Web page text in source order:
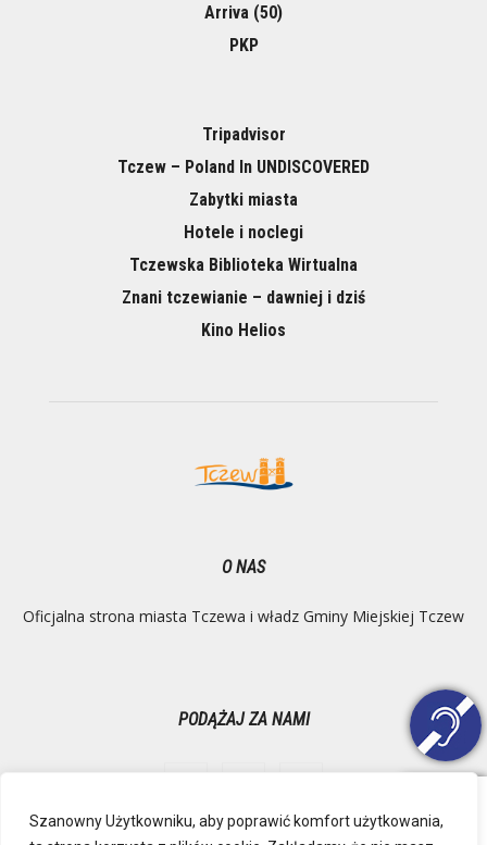
Szanowny Użytkowniku, aby poprawić komfort użytkowania,
Arriva (50)
PKP
Tripadvisor
Tczew – Poland In UNDISCOVERED
Zabytki miasta
Hotele i noclegi
Tczewska Biblioteka Wirtualna
Znani tczewianie – dawniej i dziś
Kino Helios
O NAS
Oficjalna strona miasta Tczewa i władz Gminy Miejskiej Tczew
PODĄŻAJ ZA NAMI